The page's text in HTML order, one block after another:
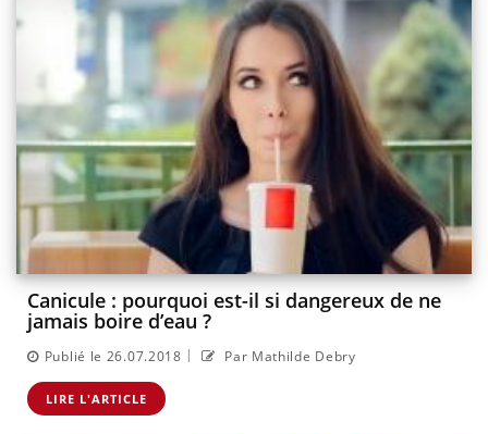
Canicule : pourquoi est-il si dangereux de ne
jamais boire d’eau ?
Publié le 26.07.2018 | Par Mathilde Debry
LIRE L'ARTICLE